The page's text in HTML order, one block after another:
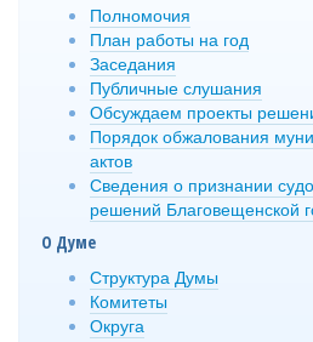
Полномочия
План работы на год
Заседания
Публичные слушания
Обсуждаем проекты
Порядок обжалования
актов
Сведения о признании
решений Благовещенской
О Думе
Структура Думы
Комитеты
Округа